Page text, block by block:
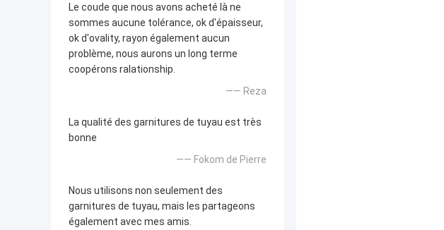
Le coude que nous avons acheté là ne
sommes aucune tolérance, ok d'épaisseur,
ok d'ovality, rayon également aucun
problème, nous aurons un long terme
coopérons ralationship.
—— Reza
La qualité des garnitures de tuyau est très
bonne
—— Fokom de Pierre
Nous utilisons non seulement des
garnitures de tuyau, mais les partageons
également avec mes amis.